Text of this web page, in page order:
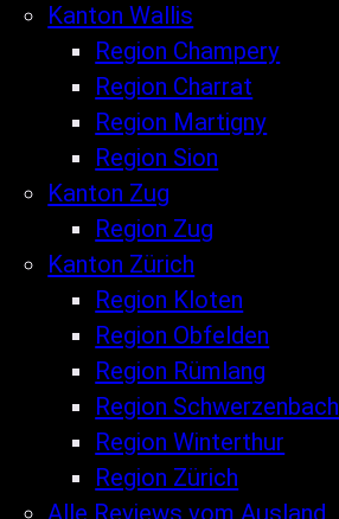
Kanton Wallis
Region Champery
Region Charrat
Region Martigny
Region Sion
Kanton Zug
Region Zug
Kanton Zürich
Region Kloten
Region Obfelden
Region Rümlang
Region Schwerzenbach
Region Winterthur
Region Zürich